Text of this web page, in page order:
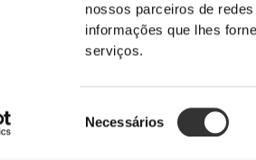
nossos parceiros de
informações que lhes
serviços.
de
Necessários